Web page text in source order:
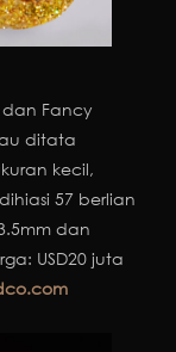
Fancy
ditata
kecil,
57 berlian
dan
USD20 juta